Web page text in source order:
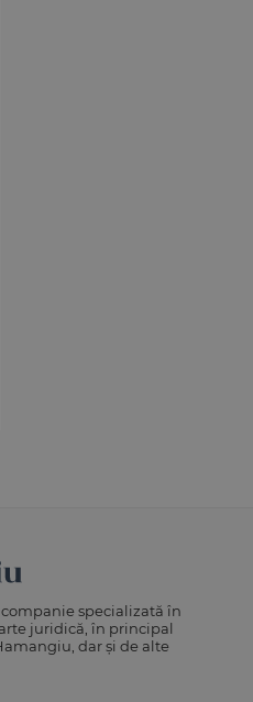
specializată în
juridică, în principal
dar și de alte